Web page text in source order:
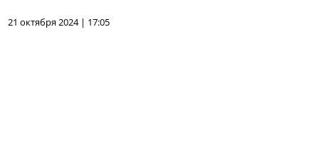
21 октября 2024 | 17:05